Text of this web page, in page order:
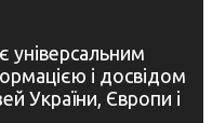
є універсальним
і досвідом
України, Європи і